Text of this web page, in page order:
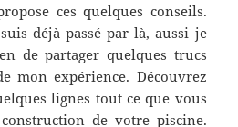
ces quelques conseils.
déjà passé par là, aussi je
de partager quelques trucs
mon expérience. Découvrez
lignes tout ce que vous
de votre piscine.